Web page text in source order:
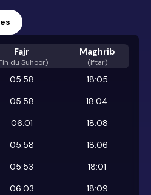
Fajr
Fin du Suhoor)
Maghrib
(Iftar)
05:58
18:05
05:58
18:04
06:01
18:08
05:58
18:06
05:53
18:01
06:03
18:09